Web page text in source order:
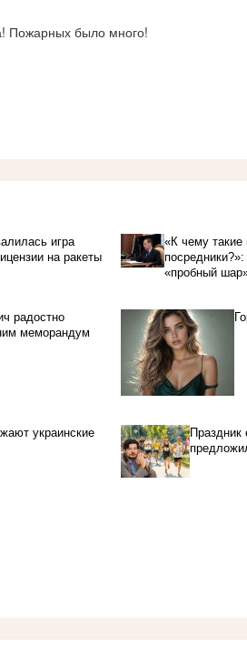
Пожарных было много!
игра
на ракеты
«К чему
«пробный
радостно
меморандум
украинские
Праздник